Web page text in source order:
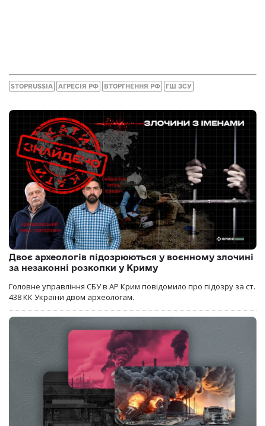
STOPRUSSIA АГРЕСІЯ РФ ВТОРГНЕННЯ РФ ГШ ЗСУ
Двоє археологів підозрюються у воєнному злочині
за незаконні розкопки у Криму
Головне управління СБУ в АР Крим повідомило про підозру за ст.
438 КК України двом археологам.